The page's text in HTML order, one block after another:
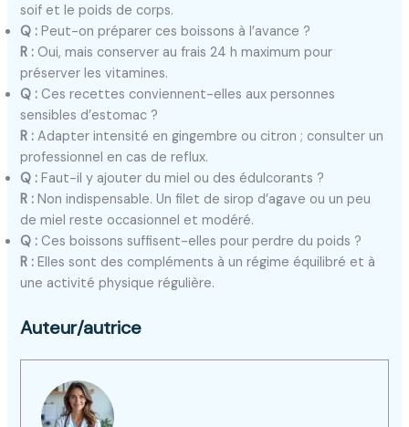
soif et le poids de corps.
Q : Peut-on préparer ces boissons à l’avance ?
R : Oui, mais conserver au frais 24 h maximum pour
préserver les vitamines.
Q : Ces recettes conviennent-elles aux personnes
sensibles d’estomac ?
R : Adapter intensité en gingembre ou citron ; consulter un
professionnel en cas de reflux.
Q : Faut-il y ajouter du miel ou des édulcorants ?
R : Non indispensable. Un filet de sirop d’agave ou un peu
de miel reste occasionnel et modéré.
Q : Ces boissons suffisent-elles pour perdre du poids ?
R : Elles sont des compléments à un régime équilibré et à
une activité physique régulière.
Auteur/autrice